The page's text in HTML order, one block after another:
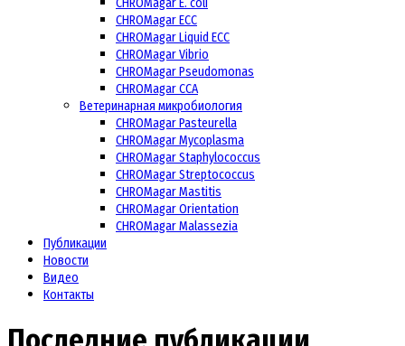
CHROMagar E. coli
CHROMagar ECC
CHROMagar Liquid ECC
CHROMagar Vibrio
CHROMagar Pseudomonas
CHROMagar CCA
Ветеринарная микробиология
CHROMagar Pasteurella
CHROMagar Mycoplasma
CHROMagar Staphylococcus
CHROMagar Streptococcus
CHROMagar Mastitis
CHROMagar Orientation
CHROMagar Malassezia
Публикации
Новости
Видео
Контакты